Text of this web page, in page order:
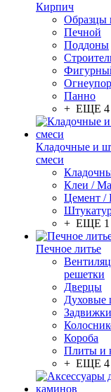
Кирпич
Образцы
Печной
Поддоны
Панно
+ ЕЩЕ 4
Кладочные и
смеси
Клеи /
Цемент /
+ ЕЩЕ 1
Печное литье
решетки
Дверцы
Духовые
Короба
Плиты и
+ ЕЩЕ 4